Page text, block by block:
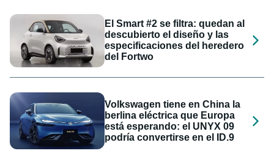
El Smart #2 se filtra: quedan al
descubierto el diseño y las
especificaciones del heredero
del Fortwo
Volkswagen tiene en China la
berlina eléctrica que Europa
está esperando: el UNYX 09
podría convertirse en el ID.9